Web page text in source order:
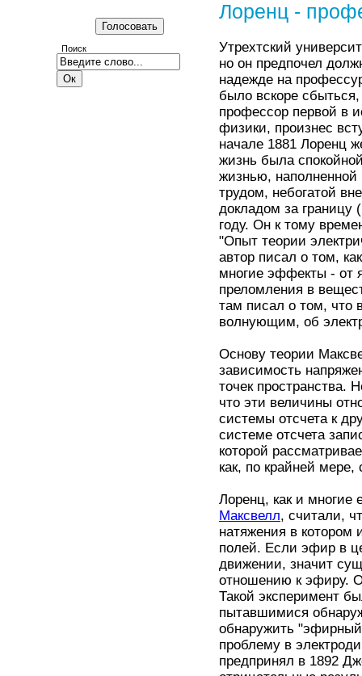
Поиск
Лоренц -
Утрехтский
но он предпочел
надежде на
было вскоре
профессор первой в
физики, произнес
начале 1881 Лоренц
жизнь была
жизнью,
трудом, небогатой
докладом за границу
году. Он к тому
"Опыт теории
автор писал о том,
многие эффекты - от
преломления в
там писал о том, что
волнующим, об
Основу теории
зависимость
точек пространства.
что эти величины
системы отсчета к
системе отсчета
которой
как, по крайней
Лоренц, как и многие
Максвелл, считали,
натяжения в котором
полей. Если эфир в
движении, значит
отношению к эфиру.
Такой эксперимент
пытавшимися
обнаружить
проблему в
предпринял в 1892